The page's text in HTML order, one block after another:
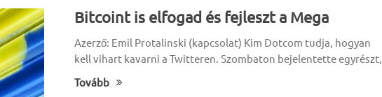
Bitcoint is elfogad és fejleszt a Mega
Azerző: Emil Protalinski (kapcsolat) Kim Dotcom tudja, hogyan
kell vihart kavarni a Twitteren. Szombaton bejelentette egyrészt,
Tovább